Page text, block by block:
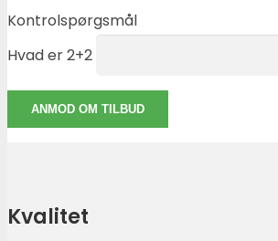
Kontrolspørgsmål
Hvad er 2+2
Kvalitet